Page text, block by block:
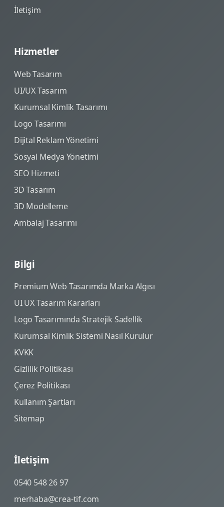
İletişim
Hizmetler
Web Tasarım
UI/UX Tasarım
Kurumsal Kimlik Tasarımı
Logo Tasarımı
Dijital Reklam Yönetimi
Sosyal Medya Yönetimi
SEO Hizmeti
3D Tasarım
3D Modelleme
Ambalaj Tasarımı
Bilgi
Premium Web Tasarımda Marka Algısı
UI UX Tasarım Kararları
Logo Tasarımında Stratejik Sadellik
Kurumsal Kimlik Sistemi Nasıl Kurulur
KVKK
Gizlilik Politikası
Çerez Politikası
Kullanım Şartları
Sitemap
İletişim
0540 548 26 97
merhaba@crea-tif.com